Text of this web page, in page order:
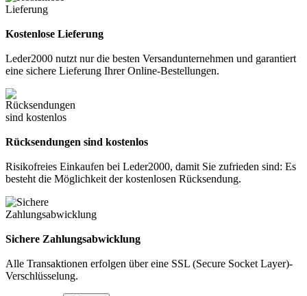
Kostenlose Lieferung
Leder2000 nutzt nur die besten Versandunternehmen und garantiert
eine sichere Lieferung Ihrer Online-Bestellungen.
Rücksendungen sind kostenlos
Risikofreies Einkaufen bei Leder2000, damit Sie zufrieden sind: Es
besteht die Möglichkeit der kostenlosen Rücksendung.
Sichere Zahlungsabwicklung
Alle Transaktionen erfolgen über eine SSL (Secure Socket Layer)-
Verschlüsselung.